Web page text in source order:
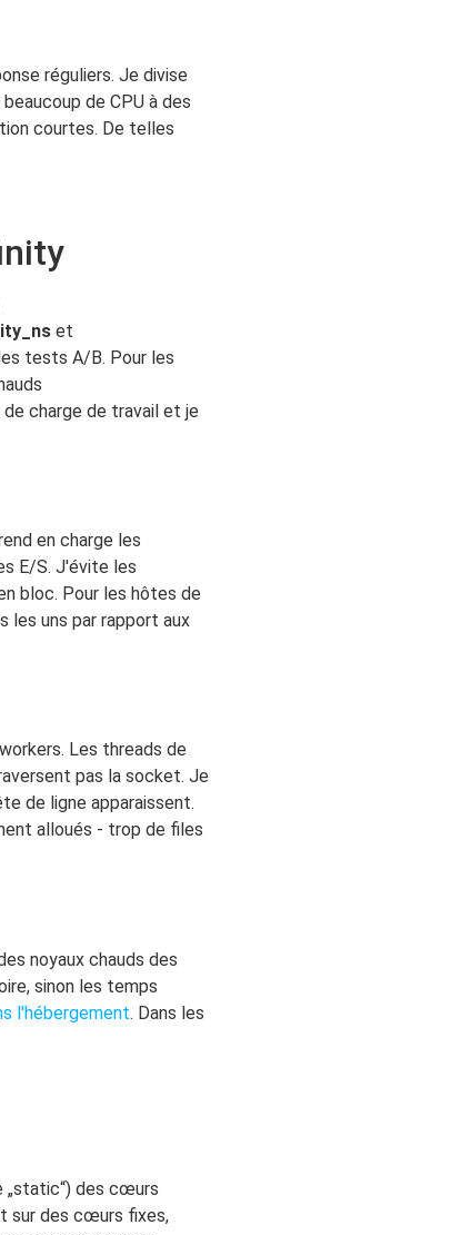
réguliers. Je divise
de CPU à des
courtes. De telles
et
tests A/B. Pour les
charge de travail et je
en charge les
E/S. J'évite les
bloc. Pour les hôtes de
les uns par rapport aux
Les threads de
pas la socket. Je
de ligne apparaissent.
alloués - trop de files
noyaux chauds des
sinon les temps
l'hébergement. Dans les
„static“) des cœurs
sur des cœurs fixes,